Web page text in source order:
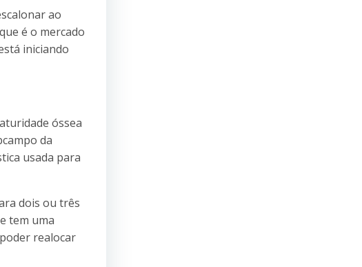
ao
é o mercado
iniciando
óssea
da
usada para
dois ou três
tem uma
realocar